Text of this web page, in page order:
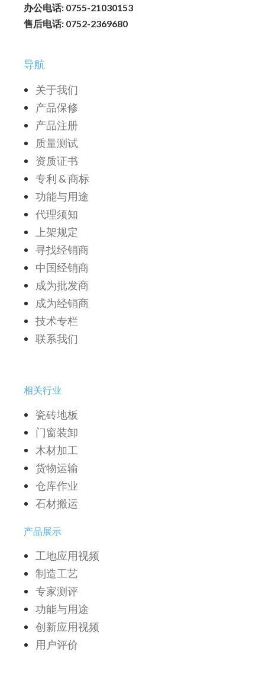
办公电话: 0755-21030153
售后电话: 0752-2369680
导航
关于我们
产品保修
产品注册
质量测试
资质证书
专利 & 商标
功能与用途
代理须知
上架规定
寻找经销商
中国经销商
成为批发商
成为经销商
技术专栏
联系我们
相关行业
瓷砖地板
门窗装卸
木材加工
货物运输
仓库作业
石材搬运
产品展示
工地应用视频
制造工艺
专家测评
功能与用途
创新应用视频
用户评价